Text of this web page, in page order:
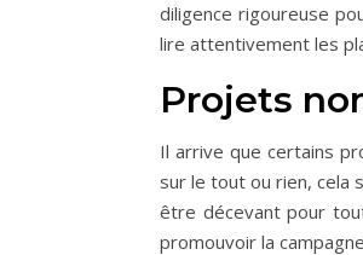
diligence rigoureuse
lire attentivement les
Projets
Il arrive que certains
sur le tout ou rien, cela
être décevant pour
promouvoir la